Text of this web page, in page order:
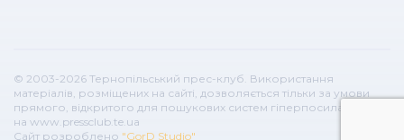
© 2003-2026 Тернопільський прес-клуб. Використання
матеріалів, розміщених на сайті, дозволяється тільки за умови
прямого, відкритого для пошукових систем гіперпосилання
на www.pressclub.te.ua
Сайт розроблено "GorD Studio"